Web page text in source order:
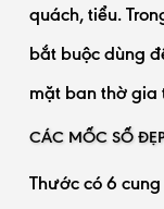
quách, tiểu.
bắt buộc dùng
mặt ban thờ gia
CÁC MỐC SỐ
Thước có 6